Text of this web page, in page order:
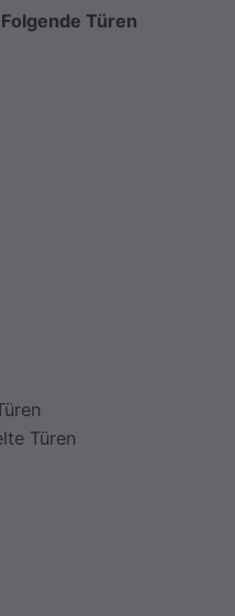
Folgende Türen
Türen